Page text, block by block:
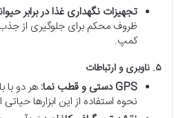
تجهیزات نگهداری غذا در برابر
ظروف محکم برای جلوگیری از
کمپ.
۵. ناوبری و ارتباطات
GPS دستی و قطب نما:
هر دو با
نحوه استفاده از این ابزارها